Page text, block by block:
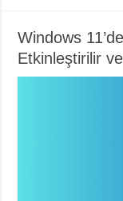
Windows
Etkinleştirilir ve